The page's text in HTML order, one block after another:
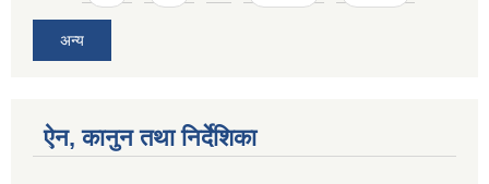
अन्य
ऐन, कानुन तथा निर्देशिका